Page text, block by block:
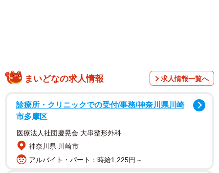
粘土で『納豆〜絶望を添えて〜』をつくりました
pic.twitter.com/WG8KWANAET
納豆を床やカーペットにこぼしてしまい底知れぬ絶望に襲
われた経験のある人は多いと思う。
まいどなの求人情報 求人情報一覧へ
診療所・クリニックでの受付/事務/神奈川県川崎
市多摩区
医療法人社団慶晃会 大串整形外科
神奈川県 川崎市
アルバイト・パート：時給1,225円～